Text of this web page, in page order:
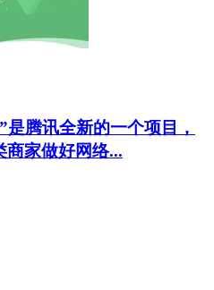
腾讯全新的一个项目，
商家做好网络...